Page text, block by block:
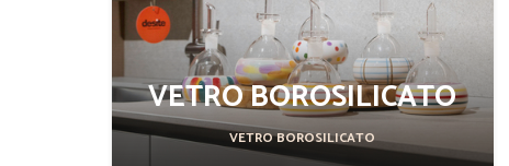
VETRO BOROSILICATO
VETRO BOROSILICATO